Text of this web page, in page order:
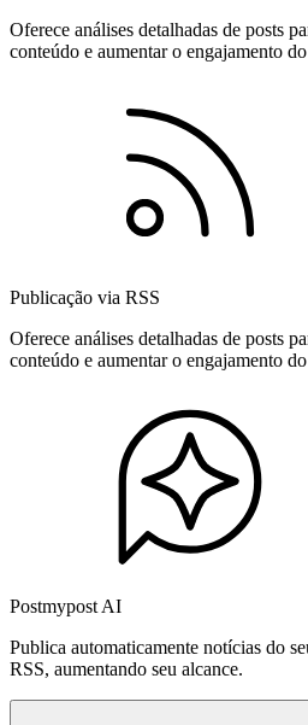
Oferece análises detalhadas de posts
conteúdo e aumentar o engajamento
Publicação via RSS
Oferece análises detalhadas de posts
conteúdo e aumentar o engajamento
Postmypost AI
Publica automaticamente notícias do
RSS, aumentando seu alcance.